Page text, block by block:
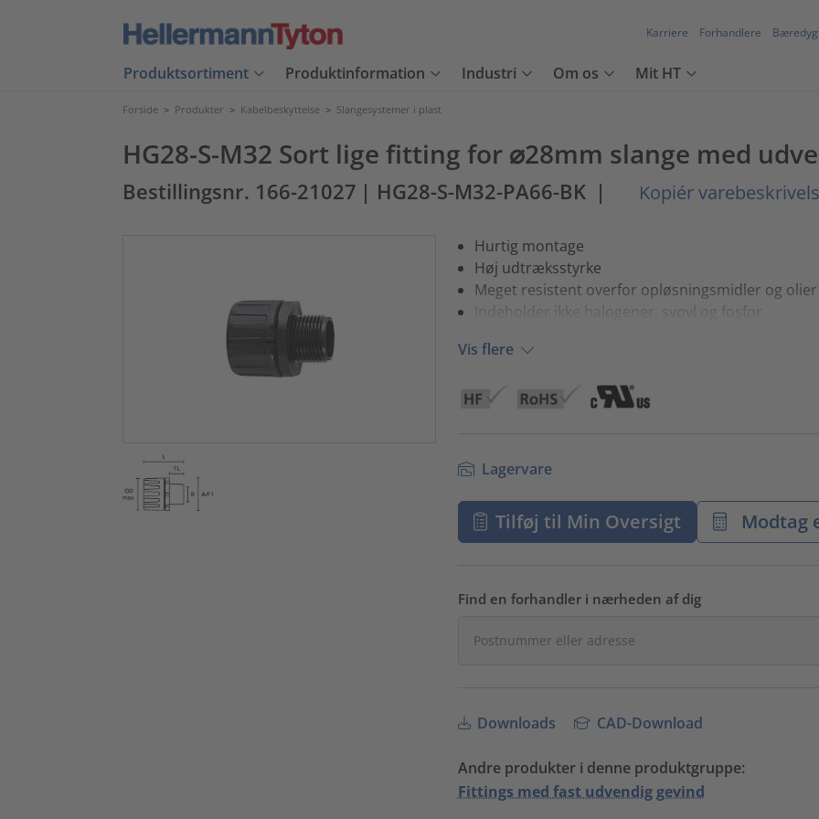
Karriere Forhandlere
Produktsortiment Produktinformation Industri Om os Mit HT
Forside > Produkter > Kabelbeskyttelse > Slangesystemer i plast
HG28-S-M32 Sort lige fitting for ⌀28mm slange med
Bestillingsnr. 166-21027 | HG28-S-M32-PA66-BK | Kopiér
Hurtig montage
Høj udtræksstyrke
Meget resistent overfor opløsningsmidler og olier
Indeholder ikke halogener, svovl og fosfor
Vis flere
Lagervare
Tilføj til Min Oversigt Modtag
Find en forhandler i nærheden af dig
Downloads CAD-Download
Andre produkter i denne produktgruppe:
Fittings med fast udvendig gevind